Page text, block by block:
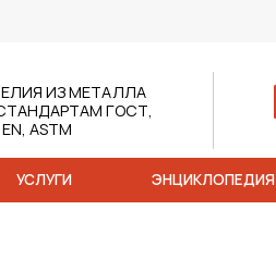
ИЗ МЕТАЛЛА
ГОСТ,
ASTM
УСЛУГИ ЭНЦИКЛОПЕДИЯ